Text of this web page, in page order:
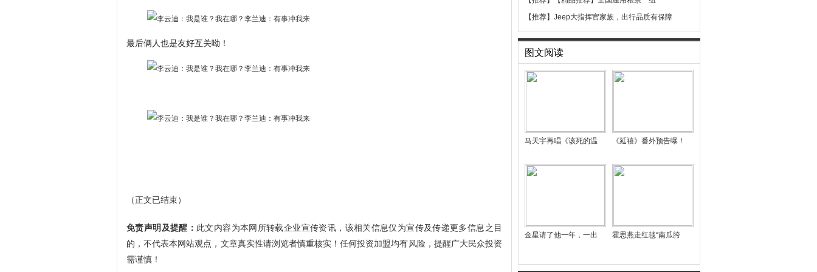
最后俩人也是友好互关呦！
（正文已结束）
免责声明及提醒： 此文内容为本网所转载企业宣传资讯，该相关信息仅为宣传及传递更多信息之目
的，不代表本网站观点，文章真实性请浏览者慎重核实！任何投资加盟均有风险，提醒广大民众投资
需谨慎！
【推荐】 Jeep大指挥官家族，出行品质有保障
图文阅读
马天宇再唱《该死的温 《延禧》番外预告曝！
金星请了他一年，一出 霍思燕走红毯“南瓜胯